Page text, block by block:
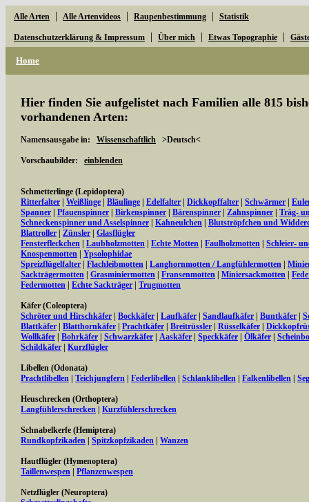
Alle Arten | Alle Artenvideos | Raupenbestimmung | Statistik
Datenschutzerklärung & Impressum | Über mich | Etwas Topographie |
Home
Hier finden Sie aufgelistet nach Familien alle 815
vorhandenen Arten:
Namensausgabe in: Wissenschaftlich >Deutsch<
Vorschaubilder: einblenden
Schmetterlinge (Lepidoptera)
Ritterfalter
Weißlinge Bläulinge Edelfalter Dickkopffalter Schwärmer
Spanner
Pfauenspinner Birkenspinner Bärenspinner Zahnspinner
Träg-
Schneckenspinner und Asselspinner
Kahneulchen
Blutströpfchen und
Blattroller
Zünsler
Glasflügler
Fensterfleckchen
Laubholzmotten Echte Motten Faulholzmotten
Schleier-
Knospenmotten
Ypsolophidae
Spreizflügelfalter
Flachleibmotten Langhornmotten / Langfühlermotten
Sackträgermotten
Grasminiermotten Fransenmotten Miniersackmotten
Federmotten
Echte Sackträger Trugmotten
Käfer (Coleoptera)
Schröter und Hirschkäfer
Bockkäfer Laufkäfer Sandlaufkäfer Buntkäfer
Blattkäfer
Blatthornkäfer Prachtkäfer Breitrüssler Rüsselkäfer
Wollkäfer
Bohrkäfer Schwarzkäfer Aaskäfer Speckkäfer Ölkäfer
Schildkäfer
Kurzflügler
Libellen (Odonata)
Prachtlibellen
Teichjungfern Federlibellen Schlanklibellen Falkenlibellen
Heuschrecken (Orthoptera)
Langfühlerschrecken
Kurzfühlerschrecken
Schnabelkerfe (Hemiptera)
Rundkopfzikaden
Spitzkopfzikaden Wanzen
Hautflügler (Hymenoptera)
Taillenwespen
Pflanzenwespen
Netzflügler (Neuroptera)